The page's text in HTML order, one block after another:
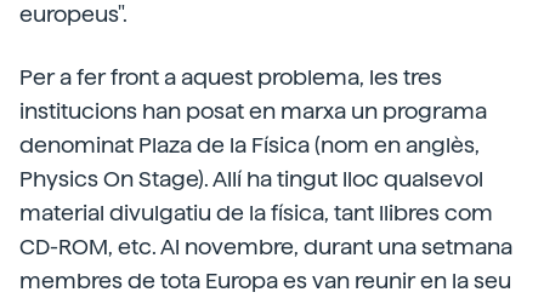
europeus".
Per a fer front a aquest problema, les tres
institucions han posat en marxa un programa
denominat Plaza de la Física (nom en anglès,
Physics On Stage). Allí ha tingut lloc qualsevol
material divulgatiu de la física, tant llibres com
CD-ROM, etc. Al novembre, durant una setmana
membres de tota Europa es van reunir en la seu